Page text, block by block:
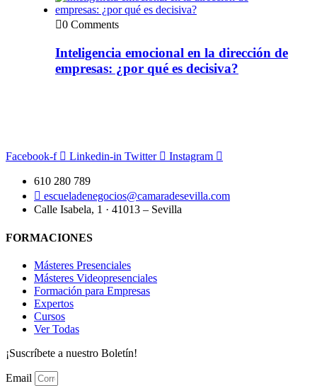
0 Comments
Inteligencia emocional en la dirección de
empresas: ¿por qué es decisiva?
Facebook-f Linkedin-in Twitter Instagram
610 280 789
escueladenegocios@camaradesevilla.com
Calle Isabela, 1 · 41013 – Sevilla
FORMACIONES
Másteres Presenciales
Másteres Videopresenciales
Formación para Empresas
Expertos
Cursos
Ver Todas
¡Suscríbete a nuestro Boletín!
Email